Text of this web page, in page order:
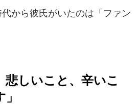
から彼氏がいたのは「ファン
悲しいこと、辛いこ